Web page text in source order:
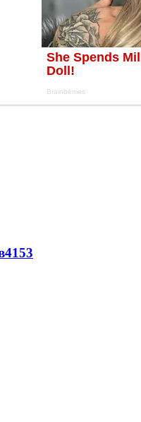
4153